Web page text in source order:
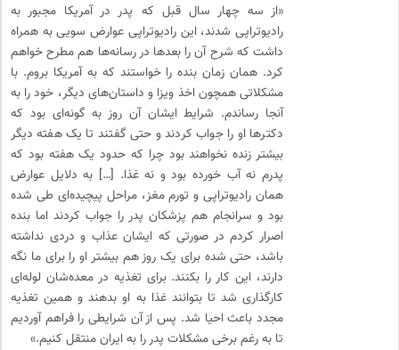
«از سه چهار سال قبل که پدر در آمریکا مجبور به
رادیوتراپی شدند، این رادیوتراپی عوارض سویی به همراه
داشت که شرح آن را بعدها در رسانه‌ها هم مطرح خواهم
کرد. همان زمان بنده را خواستند که به آمریکا بروم. با
مشکلاتی همچون اخذ ویزا و داستان‌های دیگر، خود را به
آنجا رساندم. شرایط ایشان آن روز به گونه‌ای بود که
دکترها او را جواب کردند و حتی گفتند تا یک هفته دیگر
بیشتر زنده نخواهند بود چرا که حدود یک هفته بود که
پدرم نه آب خورده بود و نه غذا. […] به دلایل عوارض
همان رادیوتراپی و تورم مغز، مراحل پیچیده‌ای طی شده
بود و سرانجام هم پزشکان پدر را جواب کردند اما بنده
اصرار کردم در صورتی که ایشان عذاب و دردی نداشته
باشد، حتی شده برای یک روز هم بیشتر او را برای ما نگه
دارند، این کار را بکنند. برای تغذیه در معده‌شان لوله‌ای
کارگذاری شد تا بتوانند غذا به او بدهند و همین تغذیه
مجدد باعث احیا شد. پس از آن شرایطی را فراهم آوردیم
تا به رغم برخی مشکلات پدر را به ایران منتقل کنیم.»